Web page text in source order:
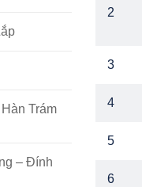
Trám
– Đính
2
3
4
5
6